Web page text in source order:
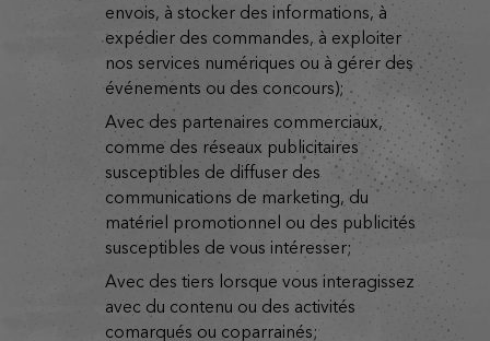
envois, à stocker des informations, à
expédier des commandes, à exploiter
nos services numériques ou à gérer des
événements ou des concours);
avec des partenaires commerciaux,
comme des réseaux publicitaires
susceptibles de diffuser des
communications de marketing, du
matériel promotionnel ou des publicités
susceptibles de vous intéresser;
avec des tiers lorsque vous interagissez
avec du contenu ou des activités
comarqués ou coparrainés;